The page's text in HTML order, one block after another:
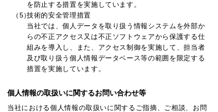
を防止する措置を実施しています。
（5）技術的安全管理措置
当社では、個人データを取り扱う情報システムを外部か
らの不正アクセス又は不正ソフトウェアから保護する仕
組みを導入し、また、アクセス制御を実施して、担当者
及び取り扱う個人情報データベース等の範囲を限定する
措置を実施しています。
個人情報の取扱いに関するお問い合わせ等
当社における個人情報の取扱いに関するご指摘、ご相談、お問